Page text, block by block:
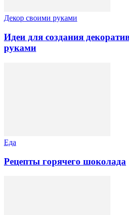
Декор своими руками
Идеи для создания
руками
Еда
Рецепты горячего шоколада